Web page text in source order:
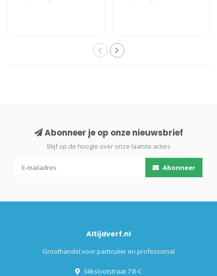
Abonneer je op onze nieuwsbrief
Blijf op de hoogte over onze laatste acties
Abonneer
Altijdverf.nl
Groothandel voor particulier en professional
Slikslootstraat 7 B-C